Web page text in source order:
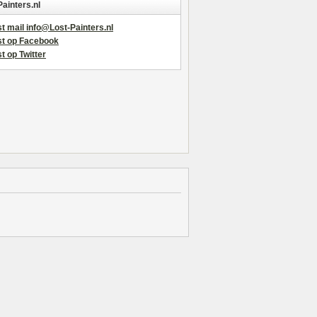
mail info@Lost-Painters.nl
op Facebook
op Twitter